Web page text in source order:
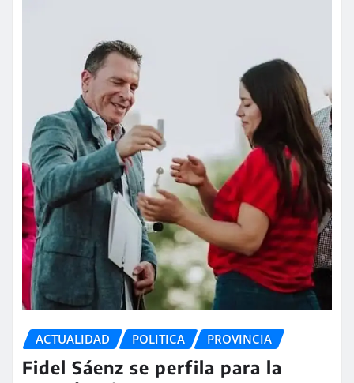
ACTUALIDAD POLITICA PROVINCIA
Fidel Sáenz se perfila para la